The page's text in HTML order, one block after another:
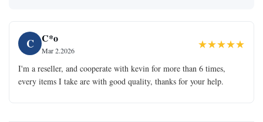
C C*o
Mar 2.2026
★★★★★
I'm a reseller, and cooperate with kevin for more than 6 times,
every items I take are with good quality, thanks for your help.